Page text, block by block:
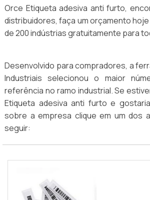
Orce Etiqueta adesiva anti furto,
distribuidores, faça um orçamento
de 200 indústrias gratuitamente para
Desenvolvido para compradores, a
Industriais selecionou o maior
referência no ramo industrial. Se
Etiqueta adesiva anti furto e
sobre a empresa clique em um dos
seguir: